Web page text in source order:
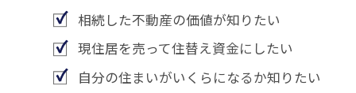
相続した不動産の価値が知りたい
現住居を売って住替え資金にしたい
自分の住まいがいくらになるか知りたい